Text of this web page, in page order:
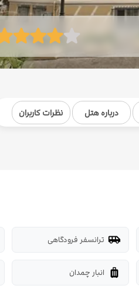
درباره هتل نظرات کاربران
airport_shuttle ترانسفر فرودگاهی
luggage انبار چمدان